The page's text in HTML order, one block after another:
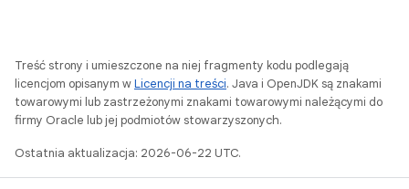
Treść strony i umieszczone na niej fragmenty kodu podlegają
licencjom opisanym wLicencji na treści. Java i OpenJDK są znakami
towarowymi lub zastrzeżonymi znakami towarowymi należącymi do
firmy Oracle lub jej podmiotów stowarzyszonych.
Ostatnia aktualizacja: 2026-06-22 UTC.